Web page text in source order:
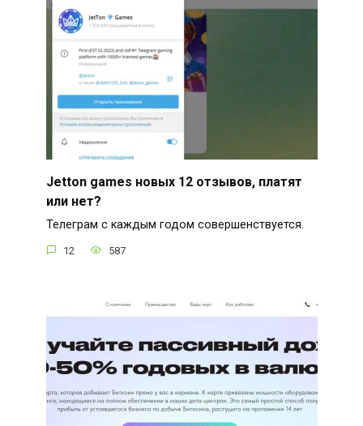
Jetton games новых 12 отзывов, платят
или нет?
Телеграм с каждым годом совершенствуется.
12 587